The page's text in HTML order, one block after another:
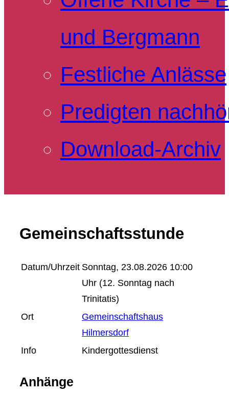
und Bergmann
Festliche Anlässe
Predigten
Download-Archiv
Gemeinschaftsstunde
Datum/Uhrzeit Sonntag, 23.08.2026 10:00
Uhr (12. Sonntag nach
Trinitatis)
Ort
Gemeinschaftshaus
Hilmersdorf
Info
Kindergottesdienst
Anhänge